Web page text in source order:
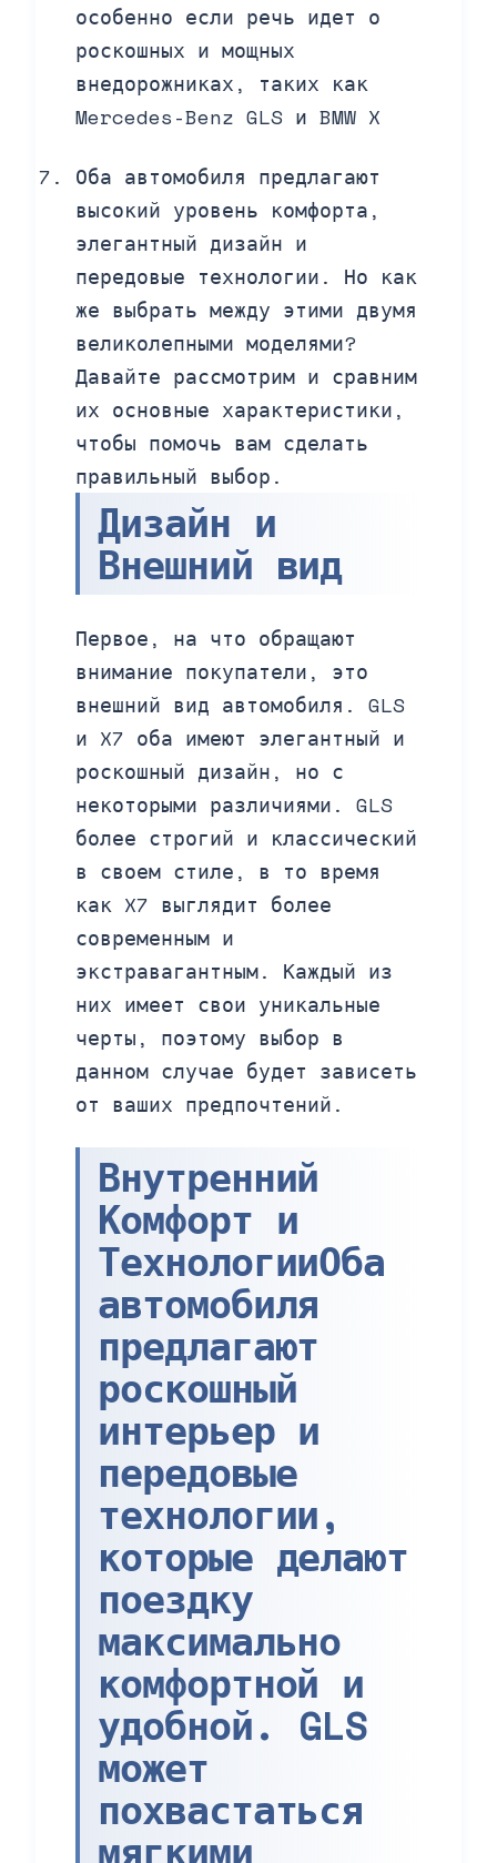
особенно если речь идет о
роскошных и мощных
внедорожниках, таких как
Mercedes-Benz GLS и BMW X
Оба автомобиля предлагают
высокий уровень комфорта,
элегантный дизайн и
передовые технологии. Но как
же выбрать между этими двумя
великолепными моделями?
Давайте рассмотрим и сравним
их основные характеристики,
чтобы помочь вам сделать
правильный выбор.
Дизайн и
Внешний вид
Первое, на что обращают
внимание покупатели, это
внешний вид автомобиля. GLS
и X7 оба имеют элегантный и
роскошный дизайн, но с
некоторыми различиями. GLS
более строгий и классический
в своем стиле, в то время
как X7 выглядит более
современным и
экстравагантным. Каждый из
них имеет свои уникальные
черты, поэтому выбор в
данном случае будет зависеть
от ваших предпочтений.
Внутренний
Комфорт и
ТехнологииОба
автомобиля
предлагают
роскошный
интерьер и
передовые
технологии,
которые делают
поездку
максимально
комфортной и
удобной. GLS
может
похвастаться
мягкими